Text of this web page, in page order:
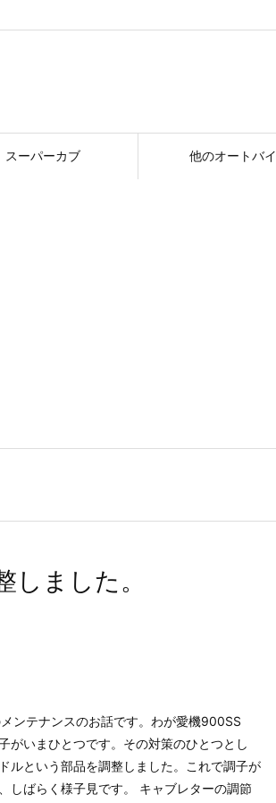
スーパーカブ 他のオートバイ
ました。
ンテナンスのお話です。わが愛機900SS
がいまひとつです。その対策のひとつとし
ルという部品を調整しました。これで調子が
しばらく様子見です。 キャブレターの調節